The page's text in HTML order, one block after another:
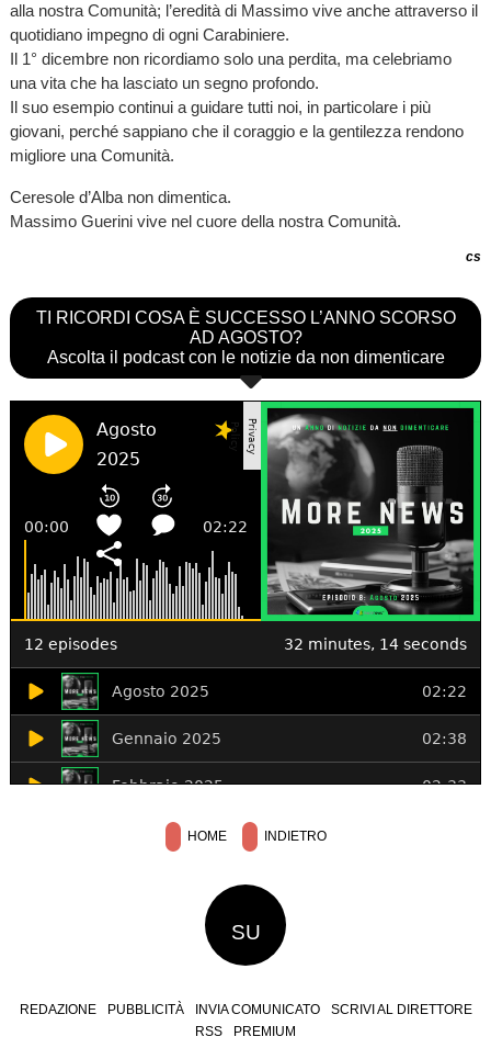
alla nostra Comunità; l’eredità di Massimo vive anche attraverso il
quotidiano impegno di ogni Carabiniere.
Il 1° dicembre non ricordiamo solo una perdita, ma celebriamo
una vita che ha lasciato un segno profondo.
Il suo esempio continui a guidare tutti noi, in particolare i più
giovani, perché sappiano che il coraggio e la gentilezza rendono
migliore una Comunità.
Ceresole d’Alba non dimentica.
Massimo Guerini vive nel cuore della nostra Comunità.
cs
TI RICORDI COSA È SUCCESSO L’ANNO SCORSO
AD AGOSTO?
Ascolta il podcast con le notizie da non dimenticare
HOME INDIETRO
SU
REDAZIONE PUBBLICITÀ INVIA COMUNICATO
SCRIVI AL DIRETTORE
RSS
PREMIUM